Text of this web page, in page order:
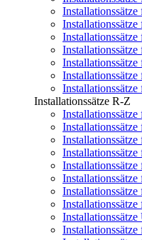
Installationssätze
Installationssätze R-Z
Installationssätze
Installationssätze
Installationssätze
Installationssätze